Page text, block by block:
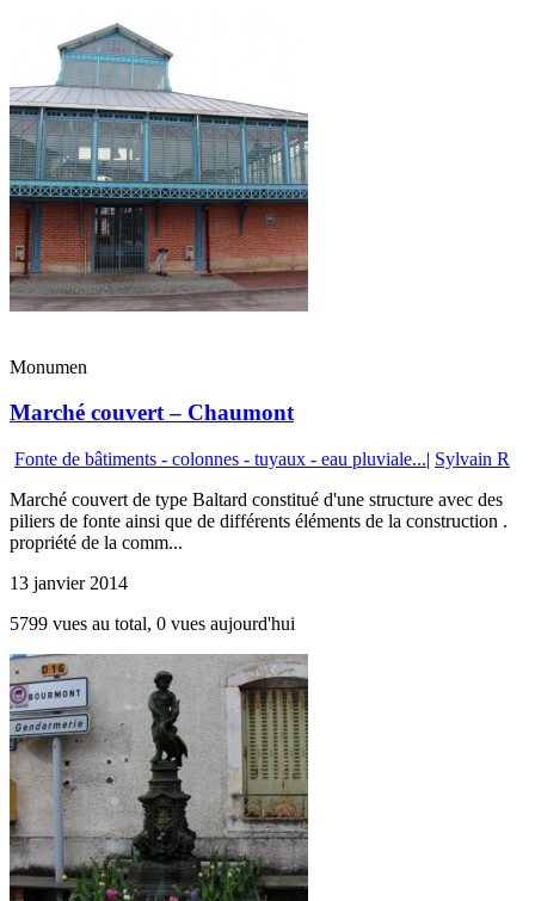
Monumen
Marché couvert – Chaumont
Fonte de bâtiments - colonnes - tuyaux - eau pluviale...| Sylvain R
Marché couvert de type Baltard constitué d'une structure avec des
piliers de fonte ainsi que de différents éléments de la construction .
propriété de la comm...
13 janvier 2014
5799 vues au total, 0 vues aujourd'hui